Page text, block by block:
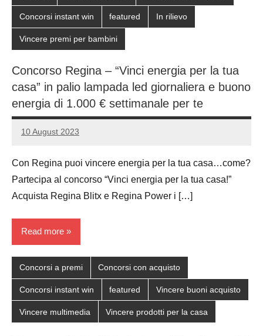
Concorsi instant win featured In rilievo
Vincere premi per bambini
Concorso Regina – “Vinci energia per la tua
casa” in palio lampada led giornaliera e buono
energia di 1.000 € settimanale per te
10 August 2023
Luca
No
Con Regina puoi vincere energia per la tua casa…come?
Partecipa al concorso “Vinci energia per la tua casa!”
Acquista Regina Blitx e Regina Power i […]
Read more
Concorsi a premi Concorsi con acquisto
Concorsi instant win featured Vincere buoni acquisto
Vincere multimedia Vincere prodotti per la casa